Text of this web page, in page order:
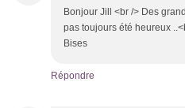
Bonjour Jill <br /> Des
pas toujours été heureux
Bises
Répondre